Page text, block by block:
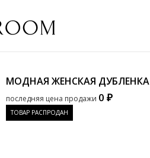
МОДНАЯ ЖЕНСКАЯ ДУБЛЕНКА
последняя цена продажи 0 ₽
ТОВАР РАСПРОДАН